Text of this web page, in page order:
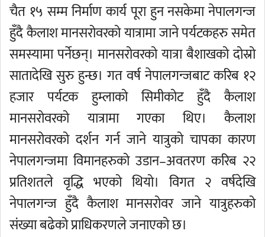
चैत १५ सम्म निर्माण कार्य पूरा हुन नसकेमा नेपालगन्ज
हुँदै कैलाश मानसरोवरको यात्रामा जाने पर्यटकहरु समेत
समस्यामा पर्नेछन्। मानसरोवरको यात्रा बैशाखको दोस्रो
सातादेखि सुरु हुन्छ। गत वर्ष नेपालगन्जबाट करिब १२
हजार पर्यटक हुम्लाको सिमीकोट हुँदै कैलाश
मानसरोवरको यात्रामा गएका थिए। कैलाश
मानसरोवरको दर्शन गर्न जाने यात्रुको चापका कारण
नेपालगन्जमा विमानहरुको उडान–अवतरण करिब २२
प्रतिशतले वृद्धि भएको थियो। विगत २ वर्षदेखि
नेपालगन्ज हुँदै कैलाश मानसरोवर जाने यात्रुहरुको
संख्या बढेको प्राधिकरणले जनाएको छ।